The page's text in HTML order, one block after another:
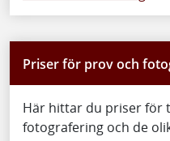
Priser för prov och
Här hittar du priser för
fotografering och de